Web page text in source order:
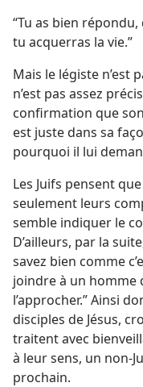
“Tu as bien
tu acquerras la vie.”
Mais le légiste n’est
n’est pas assez
confirmation que
est juste dans sa
pourquoi il lui
Les Juifs pensent
seulement leurs
semble indiquer le
D’ailleurs, par la
savez bien comme
joindre à un homme
l’approcher.” Ainsi
disciples de Jésus,
traitent avec
à leur sens, un non-
prochain.